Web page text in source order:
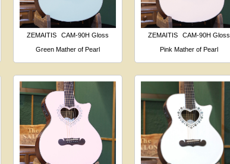
ZEMAITIS
CAM-90H Gloss
Green Mather of Pearl
ZEMAITIS
CAM-90H Gloss
Pink Mather of Pearl